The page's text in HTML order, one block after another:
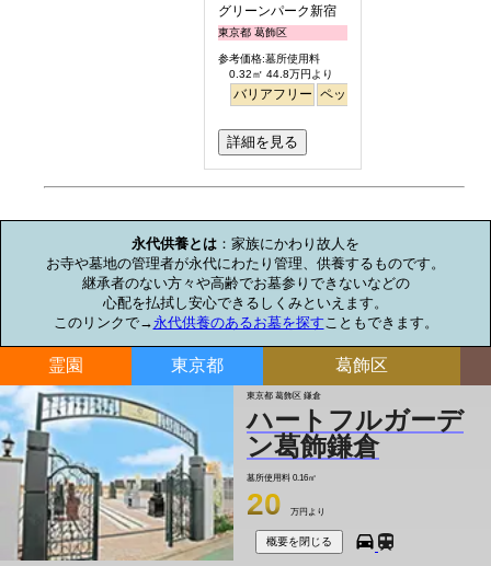
グリーンパーク新宿
東京都 葛飾区
参考価格:墓所使用料
0.32㎡ 44.8万円より
バリアフリー ペット
詳細を見る
永代供養とは ：家族にかわり故人を
お寺や墓地の管理者が永代にわたり管理、供養するものです。
継承者のない方々や高齢でお墓参りできないなどの
心配を払拭し安心できるしくみといえます。
このリンクで→永代供養のあるお墓を探す こともできます。
霊園 東京都 葛飾区
東京都 葛飾区 鎌倉
ハートフルガーデ
ン葛飾鎌倉
墓所使用料 0.16㎡
20 万円より
概要を閉じる